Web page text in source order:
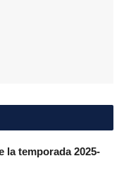
la temporada 2025-